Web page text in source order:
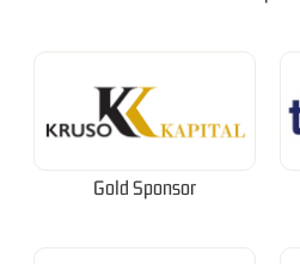
Gold Sponsor